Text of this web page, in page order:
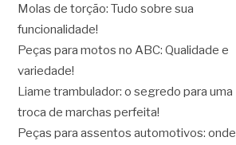
Molas de torção: Tudo sobre sua
funcionalidade!
Peças para motos no ABC: Qualidade e
variedade!
Liame trambulador: o segredo para uma
troca de marchas perfeita!
Peças para assentos automotivos: onde